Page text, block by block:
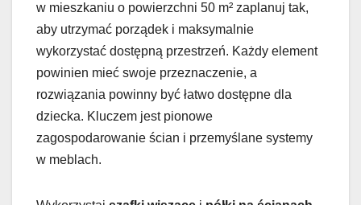
w mieszkaniu o powierzchni 50 m² zaplanuj tak,
aby utrzymać porządek i maksymalnie
wykorzystać dostępną przestrzeń. Każdy element
powinien mieć swoje przeznaczenie, a
rozwiązania powinny być łatwo dostępne dla
dziecka. Kluczem jest pionowe
zagospodarowanie ścian i przemyślane systemy
w meblach.